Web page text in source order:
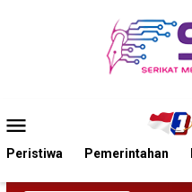
Mobile
Peristiwa Pemerintahan